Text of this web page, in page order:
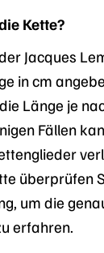
Kette?
Jacques
in cm
Länge je
Fällen
überprüfen
um die
erfahren.